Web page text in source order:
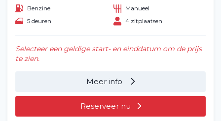
Benzine
Manueel
5 deuren
4 zitplaatsen
Selecteer een geldige start- en einddatum om de prijs
te zien.
Meer info
Reserveer nu